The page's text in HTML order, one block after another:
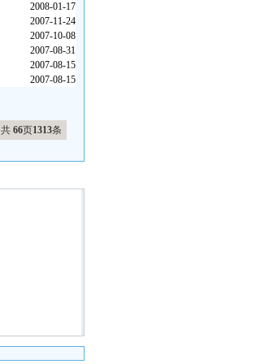
2008-01-17
2007-11-24
2007-10-08
2007-08-31
2007-08-15
2007-08-15
共 66页1313条